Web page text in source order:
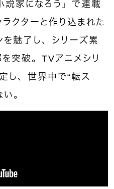
家になろう」で連載
クターと作り込まれた
を魅了し、シリーズ累
突破。TVアニメシリ
し、世界中で“転ス
。